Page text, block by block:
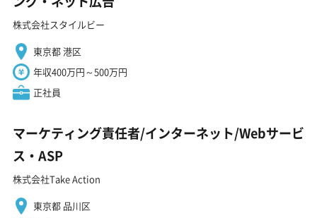
株式会社スタイルビー
東京都 港区
年収400万円～500万円
正社員
マーケティング責任者/インターネット/Webサービ
ス・ASP
株式会社Take Action
東京都 品川区